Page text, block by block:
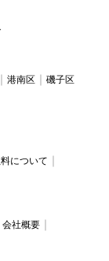
港南区 磯子区
について
会社概要